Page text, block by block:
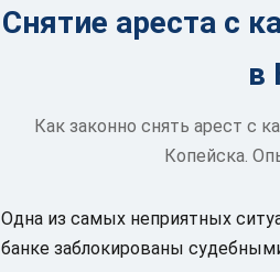
Снятие ареста с
в
Как законно снять арест с
Копейска.
Одна из самых неприятных
банке заблокированы